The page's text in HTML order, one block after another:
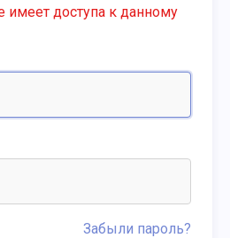
имеет доступа к данному
Забыли пароль?